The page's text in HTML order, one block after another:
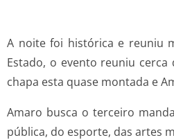
A noite foi histórica e reuniu
Estado, o evento reuniu
chapa esta quase montada e
Amaro busca o terceiro
pública, do esporte, das artes